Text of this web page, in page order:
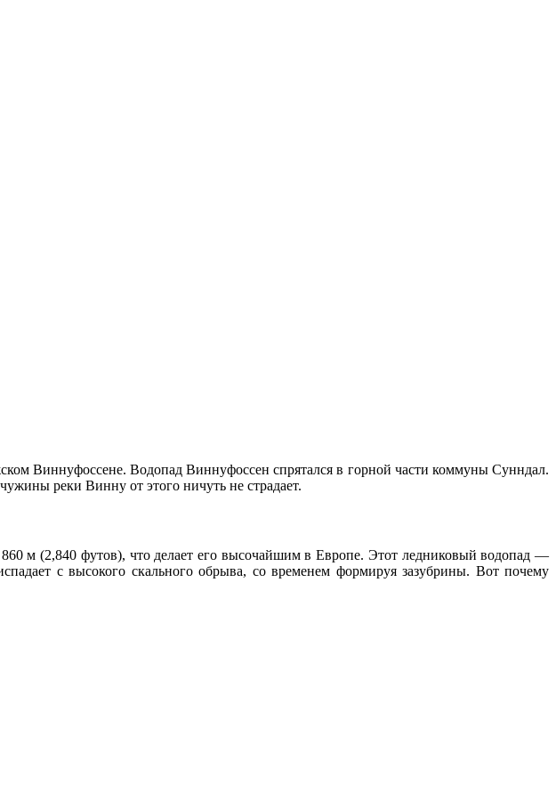
Виннуфоссене. Водопад Виннуфоссен спрятался в горной части коммуны Сунндал.
реки Винну от этого ничуть не страдает.
м (2,840 футов), что делает его высочайшим в Европе. Этот ледниковый водопад —
с высокого скального обрыва, со временем формируя зазубрины. Вот почему